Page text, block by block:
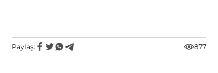
Paylaş: 877